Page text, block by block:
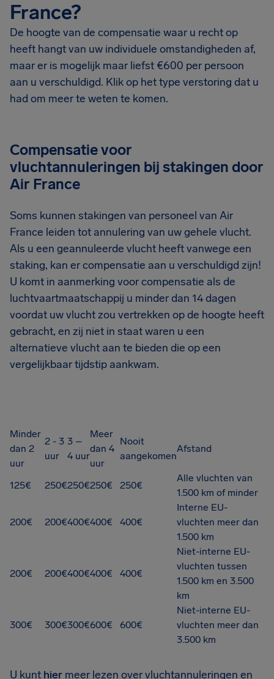
France?
De hoogte van de compensatie waar u recht op
heeft hangt van uw individuele omstandigheden af,
maar er is mogelijk maar liefst €600 per persoon
aan u verschuldigd. Klik op het type verstoring dat u
had om meer te weten te komen.
Compensatie voor
vluchtannuleringen bij stakingen door
Air France
Soms kunnen stakingen van personeel van Air
France leiden tot annulering van uw gehele vlucht.
Als u een geannuleerde vlucht heeft vanwege een
staking, kan er compensatie aan u verschuldigd zijn!
U komt in aanmerking voor compensatie als de
luchtvaartmaatschappij u minder dan 14 dagen
voordat uw vlucht zou vertrekken op de hoogte heeft
gebracht, en zij niet in staat waren u een
alternatieve vlucht aan te bieden die op een
vergelijkbaar tijdstip aankwam.
Minder
dan 2
uur
2 - 3
uur
3 –
4 uur
Meer
dan 4
uur
Nooit
aangekomen
Afstand
125€ 250€250€250€ 250€
Alle vluchten van
1.500 km of minder
200€ 200€400€400€ 400€
Interne EU-
vluchten meer dan
1.500 km
200€ 200€400€400€ 400€
Niet-interne EU-
vluchten tussen
1.500 km en 3.500
km
300€ 300€300€600€ 600€
Niet-interne EU-
vluchten meer dan
3.500 km
U kunt hier meer lezen over vluchtannuleringen en